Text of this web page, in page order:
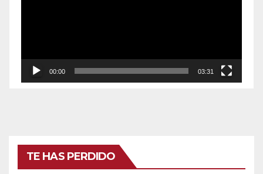
00:00 03:31
TE HAS PERDIDO